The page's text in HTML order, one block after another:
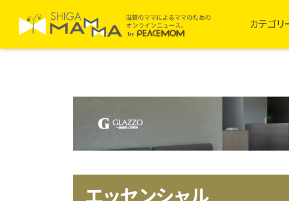
カテゴリ
エッセンシャル